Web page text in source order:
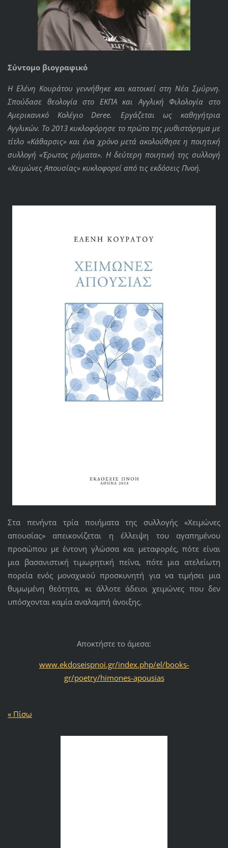
Σύντομο βιογραφικό
Η Ελένη Κουράτου γεννήθηκε και κατοικεί στη Νέα Σμύρνη.
Σπούδασε θεολογία στο ΕΚΠΑ και Αγγλική Φιλολογία στο
Αμερικανικό Κολέγιο Deree. Εργάζεται ως καθηγήτρια
Αγγλικών. Το 2013 κυκλοφόρησε το πρώτο της μυθιστόρημα με
τίτλο «Κάθαρσις» και ένα χρόνο μετά ακολούθησε η ποιητική
συλλογή «Έρωτος ρήματα». Η δεύτερη ποιητική της συλλογή
«Χειμώνες Απουσίας» κυκλοφορεί από τις εκδόσεις Πνοή.
Στα πενήντα τρία ποιήματα της συλλογής «Χειμώνες
απουσίας» απεικονίζεται η έλλειψη του αγαπημένου
προσώπου με έντονη γλώσσα και μεταφορές, πότε είναι
μια βασανιστική τιμωρητική πείνα, πότε μια ατελείωτη
πορεία ενός μοναχικού προσκυνητή για να τιμήσει μια
θυμωμένη θεότητα, κι άλλοτε άδειοι χειμώνες που δεν
υπόσχονται καμία αναλαμπή άνοιξης.
Αποκτήστε το άμεσα:
www.ekdoseispnoi.gr/index.php/el/books-
gr/poetry/himones-apousias
« Πίσω